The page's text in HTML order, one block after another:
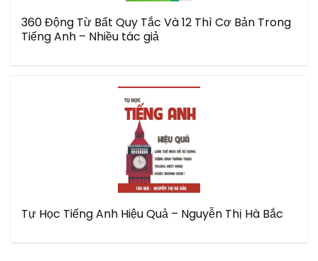
360 Động Từ Bất Quy Tắc Và 12 Thì Cơ Bản Trong
Tiếng Anh – Nhiều tác giả
Tự Học Tiếng Anh Hiệu Quả – Nguyễn Thị Hà Bắc